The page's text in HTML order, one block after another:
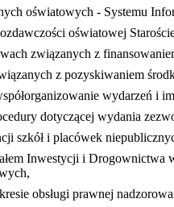
oświatowych - Systemu
oświatowej
związanych z
z pozyskiwaniem
wydarzeń i
dotyczącej wydania
szkół i placówek
Inwestycji i
obsługi prawnej